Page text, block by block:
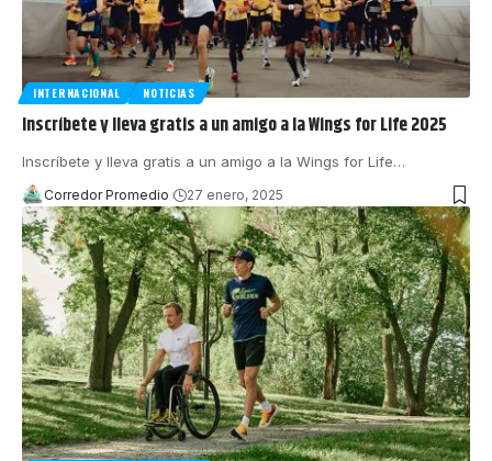
INTERNACIONAL NOTICIAS
Inscríbete y lleva gratis a un amigo a la Wings for Life 2025
Inscríbete y lleva gratis a un amigo a la Wings for Life…
Corredor Promedio 27 enero, 2025